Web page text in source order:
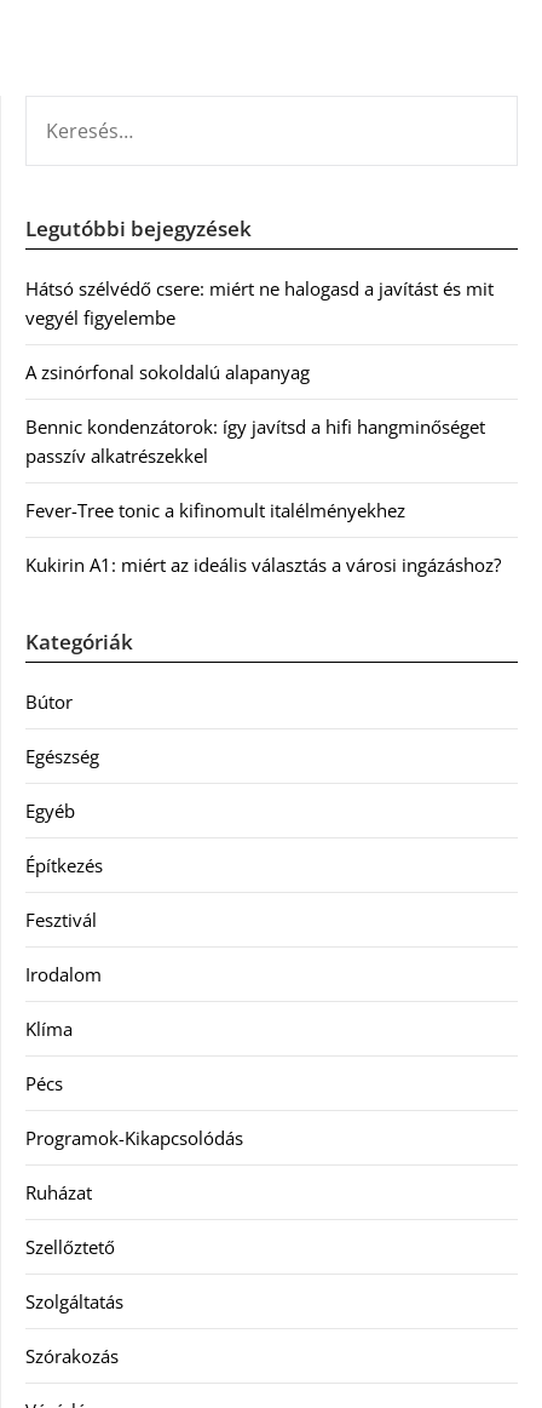
Legutóbbi bejegyzések
Hátsó szélvédő csere: miért ne halogasd a javítást és mit
vegyél figyelembe
A zsinórfonal sokoldalú alapanyag
Bennic kondenzátorok: így javítsd a hifi hangminőséget
passzív alkatrészekkel
Fever-Tree tonic a kifinomult italélményekhez
Kukirin A1: miért az ideális választás a városi ingázáshoz?
Kategóriák
Bútor
Egészség
Egyéb
Építkezés
Fesztivál
Irodalom
Klíma
Pécs
Programok-Kikapcsolódás
Ruházat
Szellőztető
Szolgáltatás
Szórakozás